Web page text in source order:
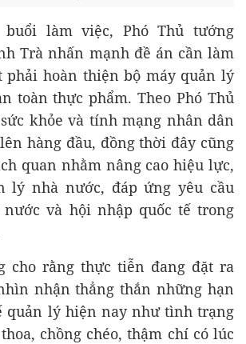
làm việc, Phó Thủ tướng
Trà nhấn mạnh đề án cần làm
phải hoàn thiện bộ máy quản lý
toàn thực phẩm. Theo Phó Thủ
khỏe và tính mạng nhân dân
hàng đầu, đồng thời đây cũng
quan nhằm nâng cao hiệu lực,
lý nhà nước, đáp ứng yêu cầu
và hội nhập quốc tế trong
cho rằng thực tiễn đang đặt ra
nhận thẳng thắn những hạn
quản lý hiện nay như tình trạng
chồng chéo, thậm chí có lúc